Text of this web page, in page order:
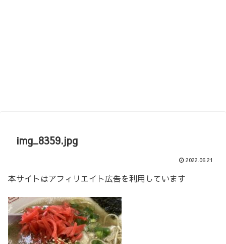
img_8359.jpg
2022.06.21
本サイトはアフィリエイト広告を利用しています